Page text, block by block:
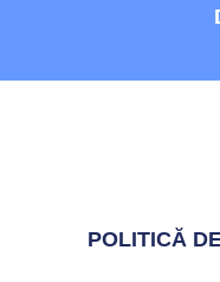
POLITICĂ